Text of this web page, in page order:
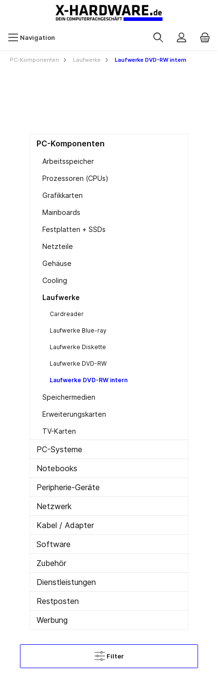
Navigation
PC-Komponenten Laufwerke Laufwerke DVD-RW intern
PC-Komponenten
Arbeitsspeicher
Prozessoren (CPUs)
Grafikkarten
Mainboards
Festplatten + SSDs
Netzteile
Gehäuse
Cooling
Laufwerke
Cardreader
Laufwerke Blue-ray
Laufwerke Diskette
Laufwerke DVD-RW
Laufwerke DVD-RW intern
Speichermedien
Erweiterungskarten
TV-Karten
PC-Systeme
Notebooks
Peripherie-Geräte
Netzwerk
Kabel / Adapter
Software
Zubehör
Dienstleistungen
Restposten
Werbung
Filter